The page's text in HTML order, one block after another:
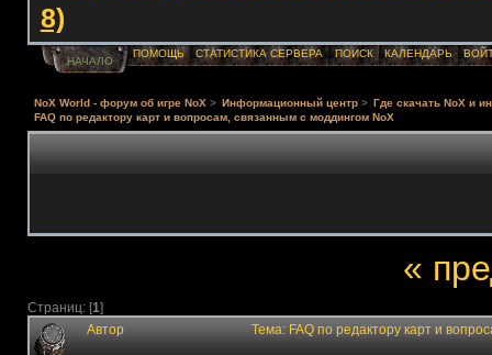
8)
НАЧАЛО
ПОМОЩЬ СТАТИСТИКА СЕРВЕРА ПОИСК КАЛЕНДАРЬ
NoX World - форум об игре NoX > Информационный центр > Где скачать NoX и
FAQ по редактору карт и вопросам, связанным с моддингом NoX
«
Страниц: [1]
Автор Тема: FAQ по редактору карт и